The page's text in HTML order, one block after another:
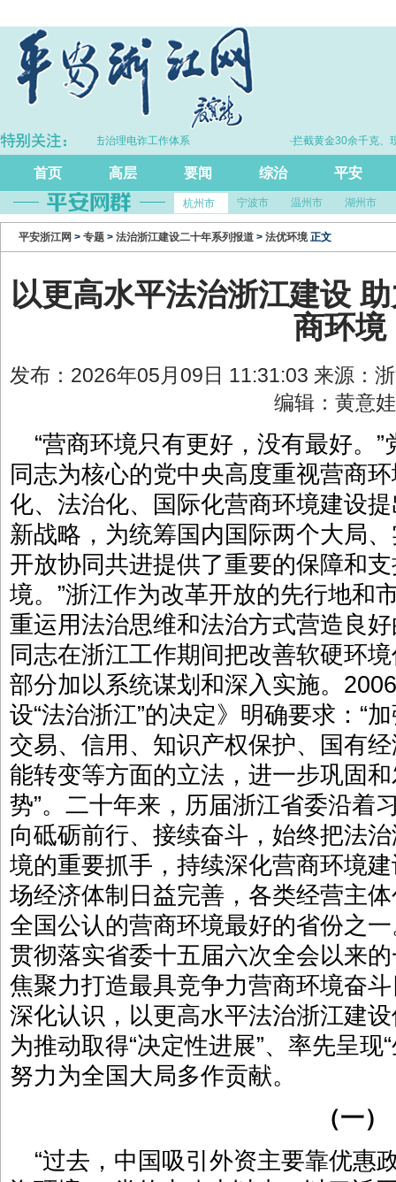
完善打击治理电诈工作体系 ·拦截黄金30余千克、现金2亿余元
首页 高层 要闻 综治 平安
杭州市 宁波市 温州市 湖州市
平安浙江网 > 专题 > 法治浙江建设二十年系列报道 > 法优环境 正文
以更高水平法治浙江建设
商环境
发布：2026年05月09日 11:31:03 来源：
编辑：黄意
“营商环境只有更好，没有最好。
同志为核心的党中央高度重视营商
化、法治化、国际化营商环境建设
新战略，为统筹国内国际两个大局
开放协同共进提供了重要的保障和
境。”浙江作为改革开放的先行地和
重运用法治思维和法治方式营造良
同志在浙江工作期间把改善软硬环
部分加以系统谋划和深入实施。
设“法治浙江”的决定》明确要求：“
交易、信用、知识产权保护、国有
能转变等方面的立法，进一步巩固
势”。二十年来，历届浙江省委沿着
向砥砺前行、接续奋斗，始终把法
境的重要抓手，持续深化营商环境
场经济体制日益完善，各类经营主
全国公认的营商环境最好的省份之
贯彻落实省委十五届六次全会以来
焦聚力打造最具竞争力营商环境奋
深化认识，以更高水平法治浙江建
为推动取得“决定性进展”、率先呈现
努力为全国大局多作贡献。
（一）
“过去，中国吸引外资主要靠优惠